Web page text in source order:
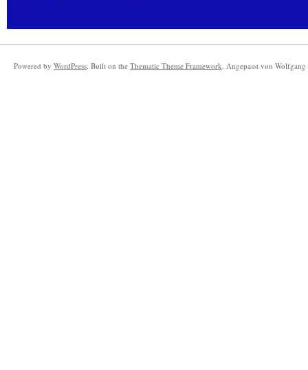
Powered by WordPress. Built on the Thematic Theme Framework. Angepasst von